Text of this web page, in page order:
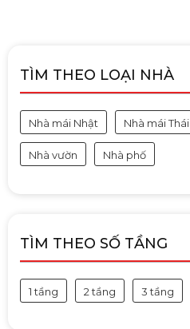
TÌM THEO LOẠI NHÀ
Nhà mái Nhật Nhà mái Thái
Nhà vườn Nhà phố
TÌM THEO SỐ TẦNG
1 tầng 2 tầng 3 tầng